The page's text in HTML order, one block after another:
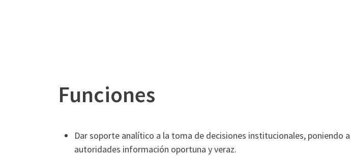
Funciones
Dar soporte analítico a la toma de decisiones institucionales, poniendo
autoridades información oportuna y veraz.